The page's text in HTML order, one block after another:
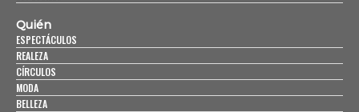
Quién
ESPECTÁCULOS
REALEZA
CÍRCULOS
MODA
BELLEZA